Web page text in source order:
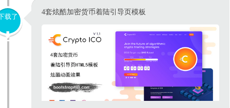
载了
4套炫酷加密货币着陆引导页模板